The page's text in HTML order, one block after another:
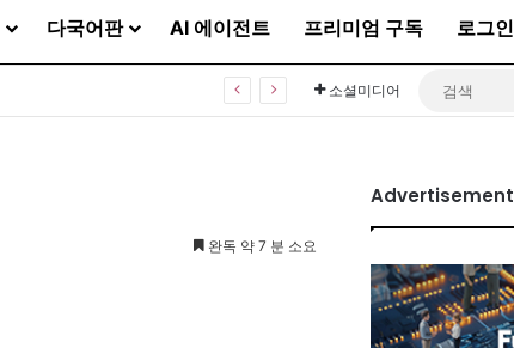
다국어판 AI 에이전트 프리미엄 구독 로그인
소셜미디어
완독 약 7 분 소요
Advertisement